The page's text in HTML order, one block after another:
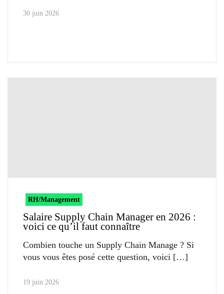
30 juin 2026
RH/Management
Salaire Supply Chain Manager en 2026 :
voici ce qu’il faut connaître
Combien touche un Supply Chain Manage ? Si
vous vous êtes posé cette question, voici
19 juin 2026